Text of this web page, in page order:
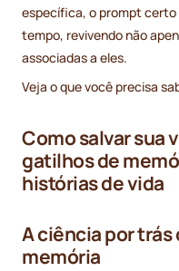
específica, o prompt
tempo, revivendo não
associadas a eles.
Veja o que você precisa
Como salvar sua
gatilhos de
histórias de vida
A ciência por
memória